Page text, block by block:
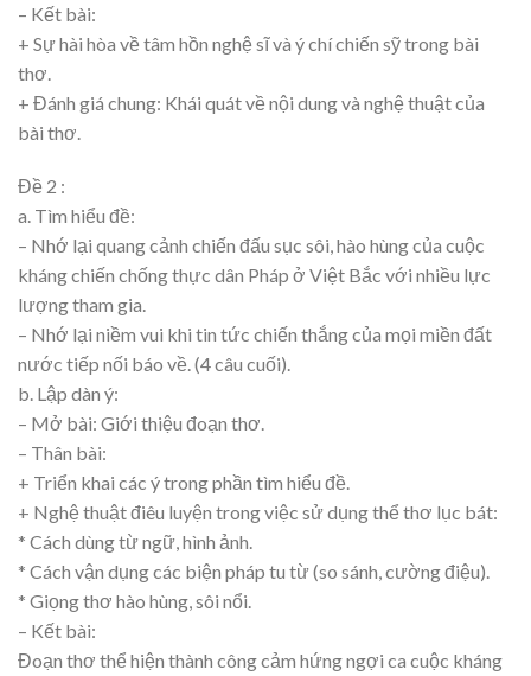
– Kết bài:
+ Sự hài hòa về tâm hồn nghệ sĩ và ý chí chiến sỹ trong bài
thơ.
+ Đánh giá chung: Khái quát về nội dung và nghệ thuật của
bài thơ.
Đề 2 :
a. Tìm hiểu đề:
– Nhớ lại quang cảnh chiến đấu sục sôi, hào hùng của cuộc
kháng chiến chống thực dân Pháp ở Việt Bắc với nhiều lực
lượng tham gia.
– Nhớ lại niềm vui khi tin tức chiến thắng của mọi miền đất
nước tiếp nối báo về. (4 câu cuối).
b. Lập dàn ý:
– Mở bài: Giới thiệu đoạn thơ.
– Thân bài:
+ Triển khai các ý trong phần tìm hiểu đề.
+ Nghệ thuật điêu luyện trong việc sử dụng thể thơ lục bát:
* Cách dùng từ ngữ, hình ảnh.
* Cách vận dụng các biện pháp tu từ (so sánh, cường điệu).
* Giọng thơ hào hùng, sôi nổi.
– Kết bài:
Đoạn thơ thể hiện thành công cảm hứng ngợi ca cuộc kháng